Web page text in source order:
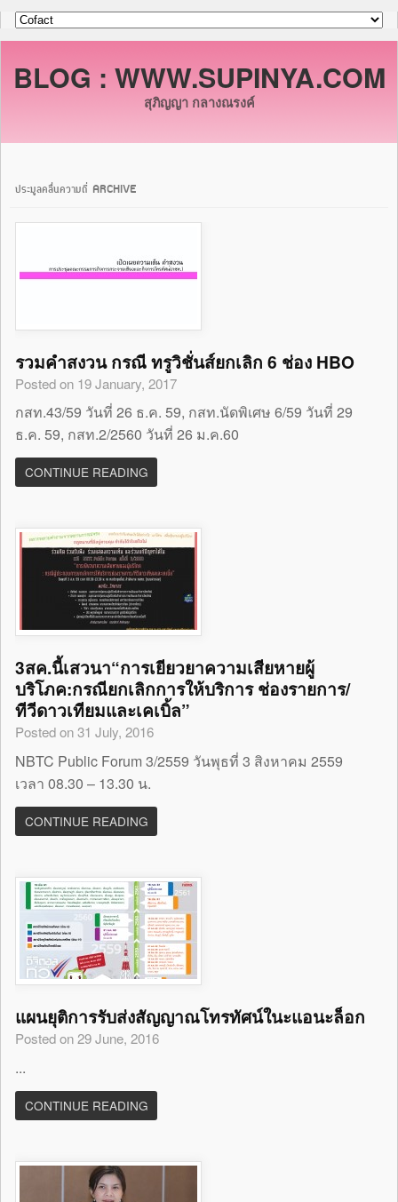
BLOG : WWW.SUPINYA.COM
สุภิญญา กลางณรงค์
ประมูลคลื่นความถี่ ARCHIVE
รวมคำสงวน กรณี ทรูวิชั่นส์ยกเลิก 6 ช่อง HBO
Posted on 19 January, 2017
กสท.43/59 วันที่ 26 ธ.ค. 59, กสท.นัดพิเศษ 6/59 วันที่ 29
ธ.ค. 59, กสท.2/2560 วันที่ 26 ม.ค.60
CONTINUE READING
3สค.นี้เสวนา“การเยียวยาความเสียหายผู้
บริโภค:กรณียกเลิกการให้บริการ ช่องรายการ/
ทีวีดาวเทียมและเคเบิ้ล”
Posted on 31 July, 2016
NBTC Public Forum 3/2559 วันพุธที่ 3 สิงหาคม 2559
เวลา 08.30 – 13.30 น.
CONTINUE READING
แผนยุติการรับส่งสัญญาณโทรทัศน์ในะแอนะล็อก
Posted on 29 June, 2016
...
CONTINUE READING